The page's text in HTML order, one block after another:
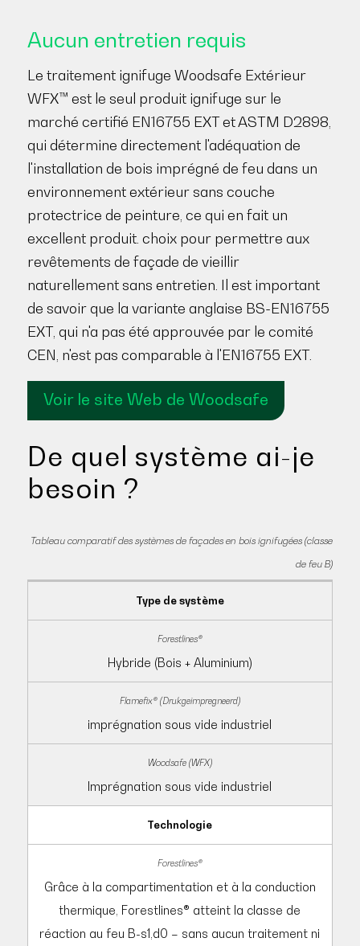
Aucun entretien requis
Le traitement ignifuge Woodsafe Extérieur
WFX™ est le seul produit ignifuge sur le
marché certifié EN16755 EXT et ASTM D2898,
qui détermine directement l'adéquation de
l'installation de bois imprégné de feu dans un
environnement extérieur sans couche
protectrice de peinture, ce qui en fait un
excellent produit. choix pour permettre aux
revêtements de façade de vieillir
naturellement sans entretien. Il est important
de savoir que la variante anglaise BS-EN16755
EXT, qui n'a pas été approuvée par le comité
CEN, n'est pas comparable à l'EN16755 EXT.
Voir le site Web de Woodsafe
De quel système ai-je
besoin ?
Tableau comparatif des systèmes de façades en bois ignifugées (classe
de feu B)
Type de système
Hybride (Bois + Aluminium)
imprégnation sous vide industriel
Imprégnation sous vide industriel
Technologie
Grâce à la compartimentation et à la conduction
thermique, Forestlines® atteint la classe de
réaction au feu B-s1,d0 – sans aucun traitement ni